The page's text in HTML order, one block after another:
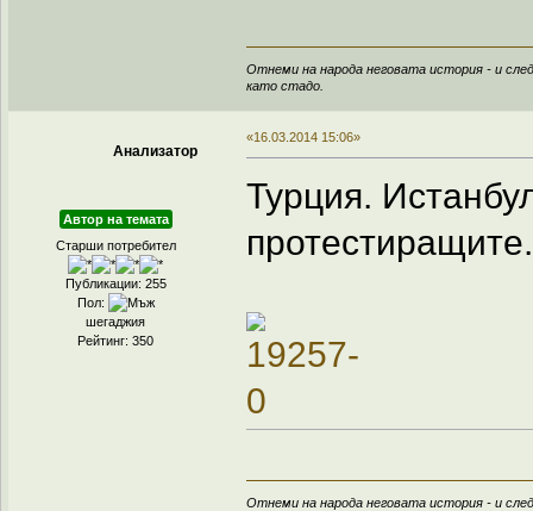
Отнеми на народа неговата история - и
като стадо.
Анализатор
Автор на темата
Старши потребител
Публикации: 255
Пол:
шегаджия
Рейтинг: 350
«16.03.2014 15:06»
Турция.
Отнеми на народа неговата история - и